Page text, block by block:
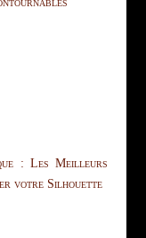
: Les Meilleurs
votre Silhouette